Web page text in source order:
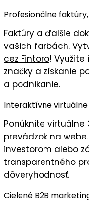
Profesionálne
Faktúry a ďalšie
vašich farbách.
cez Fintoro! Využite
značky a získanie
a podnikanie.
Interaktívne
Ponúknite virtuálne
prevádzok na
investorom alebo
transparentného
dôveryhodnosť.
Cielené B2B